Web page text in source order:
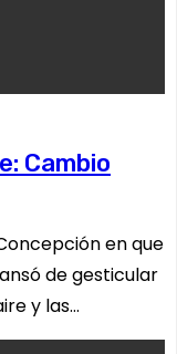
Cambio
en que
de gesticular
y las…